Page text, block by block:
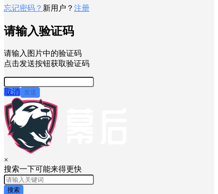
忘记密码？ 新用户？ 注册
请输入验证码
请输入图片中的验证码
点击发送按钮获取验证码
取消 发送
×
搜索一下可能来得更快
搜索